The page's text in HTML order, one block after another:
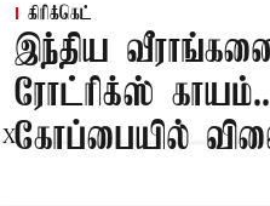
கிரிக்கெட்
இந்திய
ரோட்ரிக்ஸ்
கோப்பையில்
X